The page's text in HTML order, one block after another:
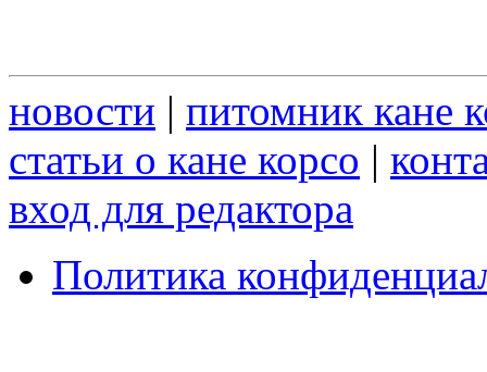
новости | питомник кане
статьи о кане корсо |
вход для редактора
Политика